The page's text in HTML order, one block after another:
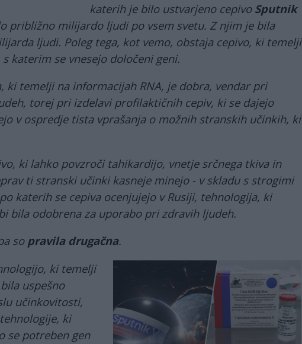
katerih je bilo ustvarjeno cepivo Sputnik
približno milijardo ljudi po vsem svetu. Z njim je bila
ljudi. Poleg tega, kot vemo, obstaja cepivo, ki temelji
s katerim se vnesejo določeni geni.
ki temelji na informacijah RNA, je dobra, vendar pri
torej pri izdelavi profilaktičnih cepiv, ki se dajejo
v ospredje tista vprašanja o možnih stranskih učinkih, ki
ki lahko povzroči tahikardijo, vnetje srčnega tkiva in
ti stranski učinki kasneje minejo - v skladu s strogimi
katerih se cepiva ocenjujejo v Rusiji, tehnologija, ki
bila odobrena za uporabo pri zdravih ljudeh.
so pravila drugačna.
ki temelji
uspešno
učinkovitosti,
ki
se potreben gen